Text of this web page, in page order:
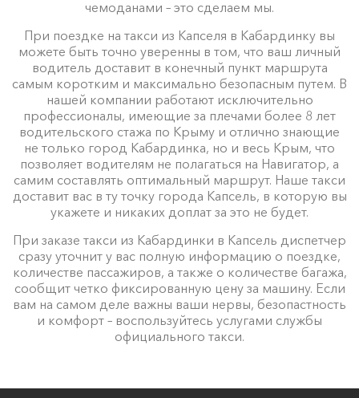
чемоданами – это сделаем мы.
При поездке на такси из Капселя в Кабардинку вы
можете быть точно уверенны в том, что ваш личный
водитель доставит в конечный пункт маршрута
самым коротким и максимально безопасным путем. В
нашей компании работают исключительно
профессионалы, имеющие за плечами более 8 лет
водительского стажа по Крыму и отлично знающие
не только город Кабардинка, но и весь Крым, что
позволяет водителям не полагаться на Навигатор, а
самим составлять оптимальный маршрут. Наше такси
доставит вас в ту точку города Капсель, в которую вы
укажете и никаких доплат за это не будет.
При заказе такси из Кабардинки в Капсель диспетчер
сразу уточнит у вас полную информацию о поездке,
количестве пассажиров, а также о количестве багажа,
сообщит четко фиксированную цену за машину. Если
вам на самом деле важны ваши нервы, безопастность
и комфорт – воспользуйтесь услугами службы
официального такси.